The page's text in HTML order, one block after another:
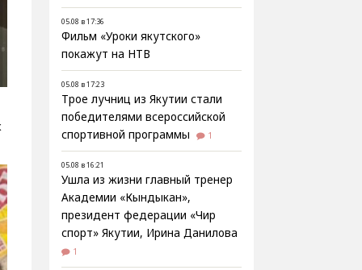
05.08 в 17:36
Фильм «Уроки якутского»
покажут на НТВ
05.08 в 17:23
Трое лучниц из Якутии стали
победителями всероссийской
спортивной программы
1
05.08 в 16:21
Ушла из жизни главный тренер
Академии «Кындыкан»,
президент федерации «Чир
спорт» Якутии, Ирина Данилова
1